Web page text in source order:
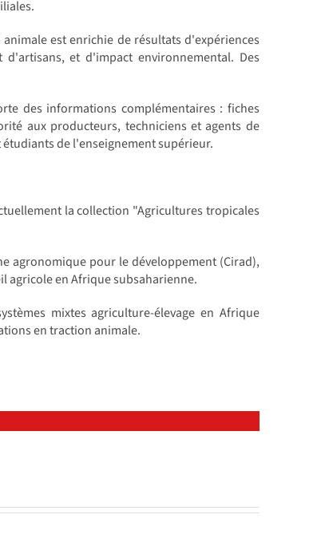
est enrichie de résultats d'expériences
et d'impact environnemental. Des
des informations complémentaires : fiches
aux producteurs, techniciens et agents de
de l'enseignement supérieur.
la collection "Agricultures tropicales
agronomique pour le développement (Cirad),
agricole en Afrique subsaharienne.
mixtes agriculture-élevage en Afrique
en traction animale.